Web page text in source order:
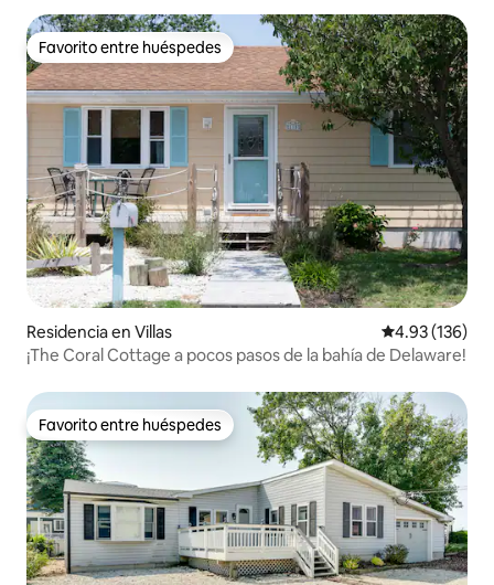
Favorito entre huéspedes
Favorito entre huéspedes
Residencia en Villas Calificación
4.93 (136)
¡The Coral Cottage a pocos pasos de la bahía de Delaware!
Favorito entre huéspedes
Favorito entre huéspedes